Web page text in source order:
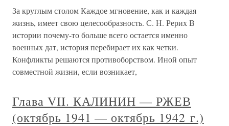
За круглым столом Каждое мгновение, как и каждая
жизнь, имеет свою целесообразность. С. Н. Рерих В
истории почему-то больше всего остается именно
военных дат, история перебирает их как четки.
Конфликты решаются противоборством. Иной опыт
совместной жизни, если возникает,
Глава VII. КАЛИНИН — РЖЕВ
(октябрь 1941 — октябрь 1942 г.)